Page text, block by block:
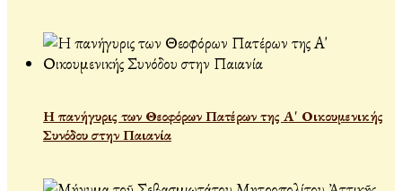
Η πανήγυρις των Θεοφόρων Πατέρων της Α' Οικουμενικής
Συνόδου στην Παιανία